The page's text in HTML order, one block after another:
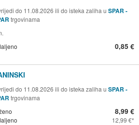
do 11.08.2026 ili do isteka zaliha u SPAR -
trgovinama
0,85 €
do 11.08.2026 ili do isteka zaliha u SPAR -
trgovinama
8,99 €
12,99 €